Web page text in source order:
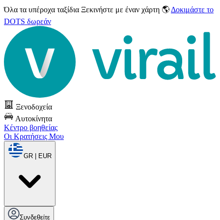
Όλα τα υπέροχα ταξίδια Ξεκινήστε με έναν χάρτη 🌎 Δοκιμάστε το
DOTS δωρεάν
Ξενοδοχεία
Αυτοκίνητα
Κέντρο βοηθείας
Οι Κρατήσεις Μου
GR | EUR
Συνδεθείτε